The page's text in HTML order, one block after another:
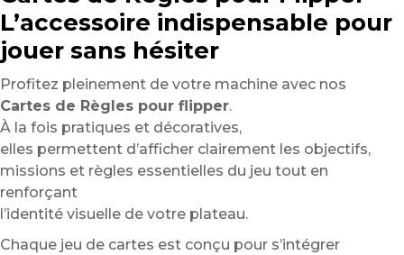
L’accessoire indispensable pour
jouer sans hésiter
Profitez pleinement de votre machine avec nos
Cartes de Règles pour flipper.
À la fois pratiques et décoratives,
elles permettent d’afficher clairement les objectifs,
missions et règles essentielles du jeu tout en
renforçant
l’identité visuelle de votre plateau.
Chaque jeu de cartes est conçu pour s’intégrer